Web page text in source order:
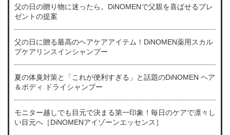
父の日の贈り物に迷ったら。DiNOMENで父親を喜ばせるプレ
ゼントの提案
父の日に贈る最高のヘアケアアイテム！DiNOMEN薬用スカル
プケアリンスインシャンプー
夏の体臭対策と「これが便利すぎる」と話題のDiNOMEN ヘア
＆ボディ ドライシャンプー
モニター越しでも目元で決まる第一印象！毎日のケアで凛々し
い目元へ［DiNOMENアイゾーンエッセンス］